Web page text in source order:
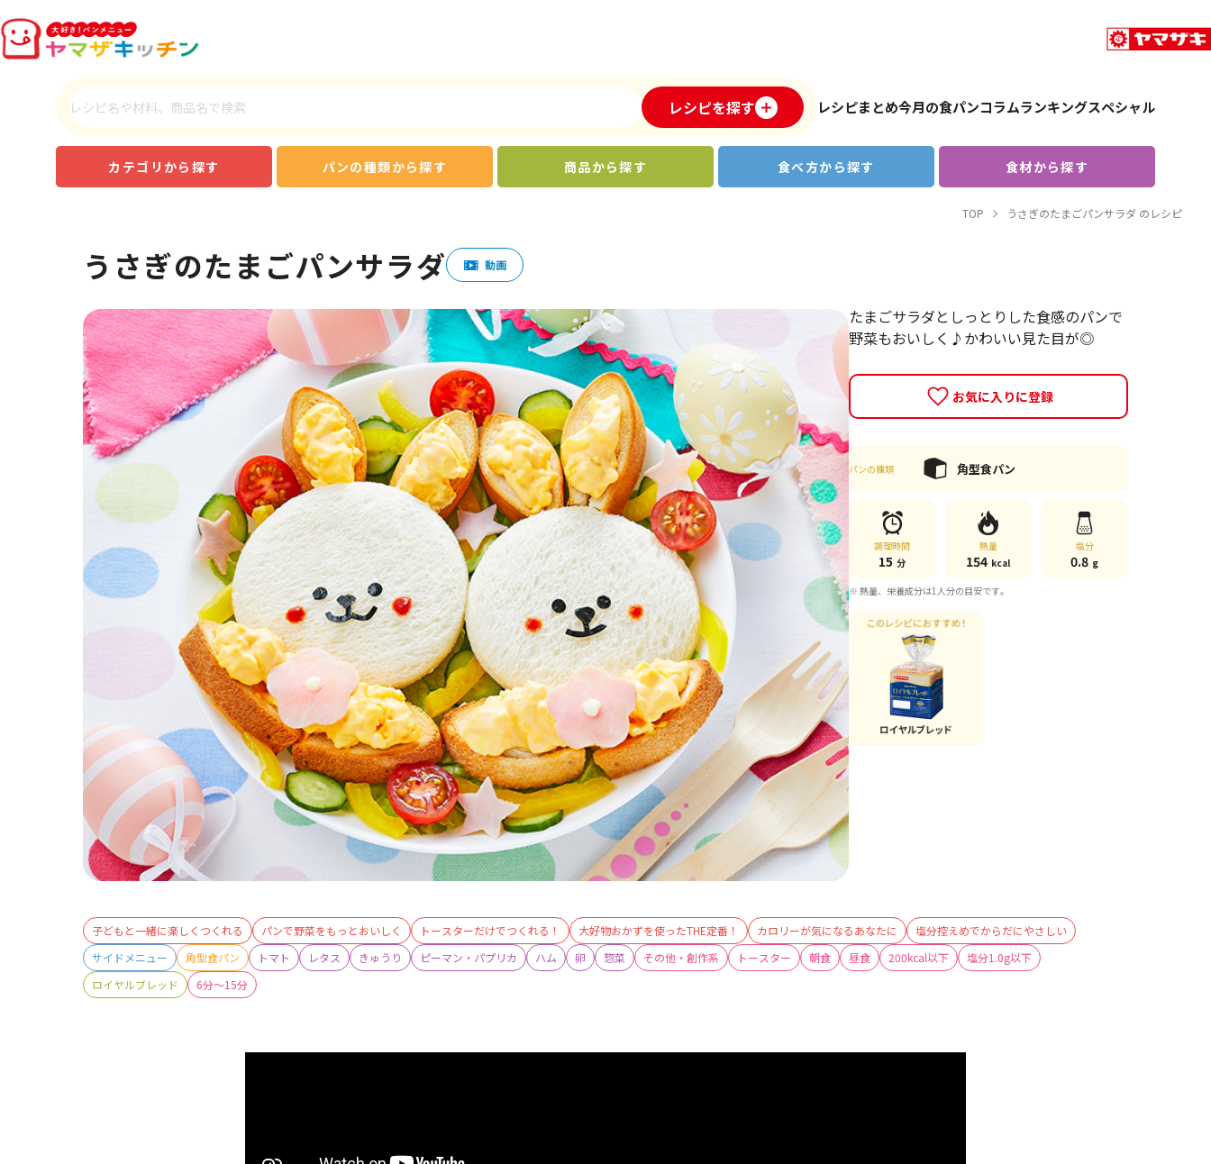
レシピを探す レシピまとめ今月の食パンコラムランキングスペシャル
カテゴリから探す パンの種類から探す 商品から探す 食べ方から探す 食材から探す
TOP うさぎのたまごパンサラダ のレシピ
うさぎのたまごパンサラダ
たまごサラダとしっとりした食感のパンで
野菜​もおいしく♪かわいい見た目が◎
お気に入りに登録
パンの種類 角型食パン
調理時間
15 分
熱量
154 kcal
塩分
0.8 g
※ 熱量、栄養成分は1人分の目安です。
子どもと一緒に楽しくつくれる パンで野菜をもっとおいしく トースターだけでつくれる！ 大好物おかずを使ったTHE定番！ カロリーが気になるあなたに
塩分控えめでからだにやさしい
サイドメニュー
角型食パン トマト レタス きゅうり ピーマン・パプリカ ハム 卵 惣菜 その他・創作系 トースター 朝食 昼食 200kcal以下
塩分1.0g以下
ロイヤルブレッド
6分～15分